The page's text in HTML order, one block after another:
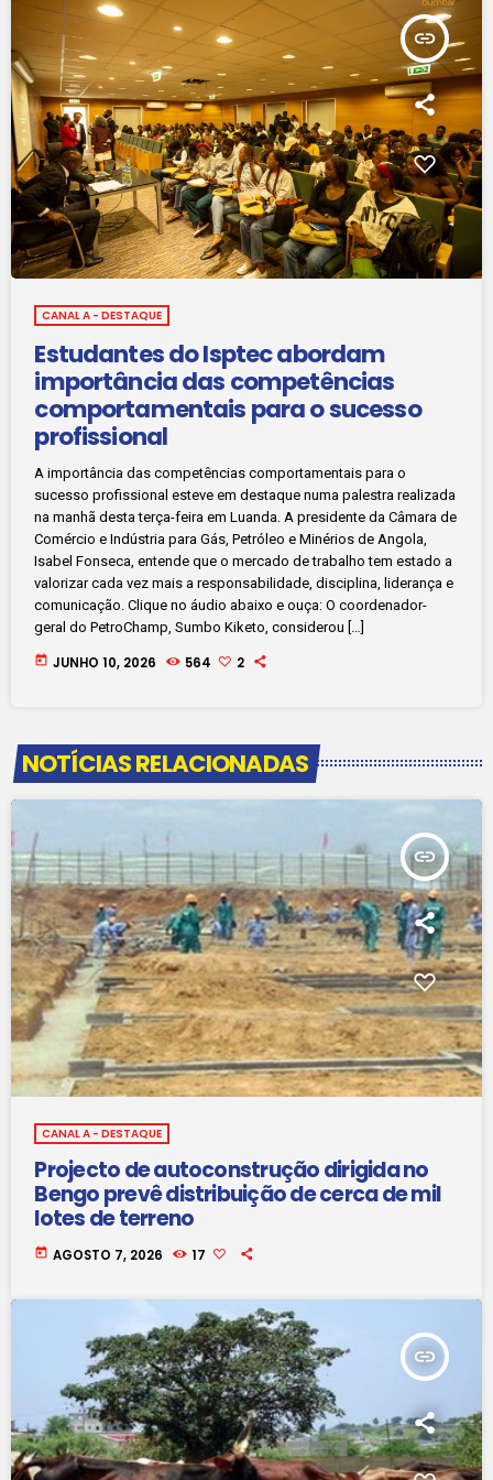
insert_link
CANAL A - DESTAQUE
Estudantes do Isptec abordam
importância das competências
comportamentais para o sucesso
profissional
A importância das competências comportamentais para o
sucesso profissional esteve em destaque numa palestra realizada
na manhã desta terça-feira em Luanda. A presidente da Câmara de
Comércio e Indústria para Gás, Petróleo e Minérios de Angola,
Isabel Fonseca, entende que o mercado de trabalho tem estado a
valorizar cada vez mais a responsabilidade, disciplina, liderança e
comunicação. Clique no áudio abaixo e ouça: O coordenador-
geral do PetroChamp, Sumbo Kiketo, considerou […]
today JUNHO 10, 2026 564 2
NOTÍCIAS RELACIONADAS
insert_link
CANAL A - DESTAQUE
Projecto de autoconstrução dirigida no
Bengo prevê distribuição de cerca de mil
lotes de terreno
today AGOSTO 7, 2026 17
insert_link